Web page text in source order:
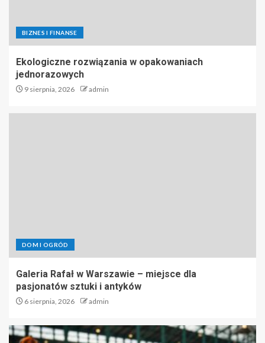
BIZNES I FINANSE
Ekologiczne rozwiązania w opakowaniach
jednorazowych
9 sierpnia, 2026 admin
DOM I OGRÓD
Galeria Rafał w Warszawie – miejsce dla
pasjonatów sztuki i antyków
6 sierpnia, 2026 admin